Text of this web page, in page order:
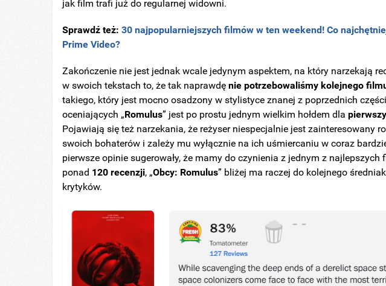
jak film trafi już do regularnej widowni.
Sprawdź też:30 najpopularniejszych filmów w ten weekend! Co
Prime Video?
Zakończenie nie jest jednak wcale jedynym aspektem, na który narzekają
w swoich tekstach to, że tak naprawdęnie potrzebowaliśmy kolejnego
takiego, który jest mocno osadzony w stylistyce znanej z poprzednich
oceniających „Romulus” jest po prostu jednym wielkim hołdem dla
Pojawiają się też narzekania, że reżyser niespecjalnie jest zainteresowany
swoich bohaterów i zależy mu wyłącznie na ich uśmiercaniu w coraz
pierwsze opinie sugerowały, że mamy do czynienia z jednym z najlepszych
ponad 120 recenzji, „Obcy: Romulus” bliżej ma raczej do kolejnego
krytyków.